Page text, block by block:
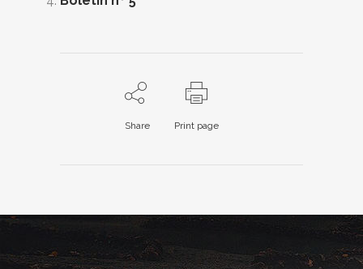
Share Print page